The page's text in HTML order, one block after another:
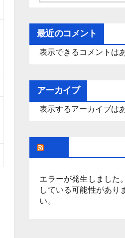
テ
リ
ー
最近のコメント
表示できるコメントは
アーカイブ
表示するアーカイブは
エラーが発生しました
している可能性があり
い。